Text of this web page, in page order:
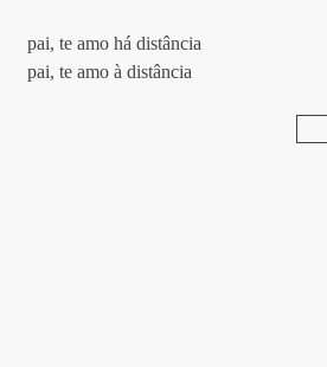
pai, te amo há distância
pai, te amo à distância